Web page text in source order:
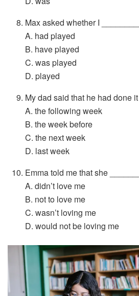
Max asked whether I
A. had played
B. have played
C. was played
D. played
My dad said that he had done
A. the following week
B. the week before
C. the next week
D. last week
Emma told me that she
A. didn’t love me
B. not to love me
C. wasn’t loving me
D. would not be loving me